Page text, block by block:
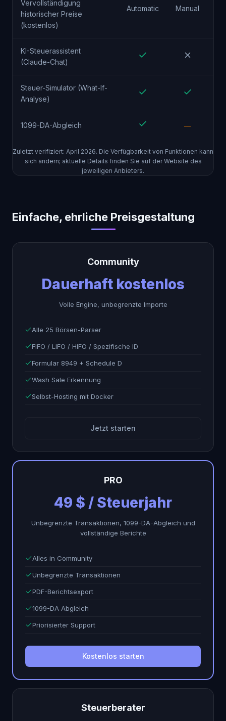
Vervollständigung
historischer Preise
(kostenlos)
Automatic Manual
KI-Steuerassistent
(Claude-Chat)
Steuer-Simulator (What-If-
Analyse)
1099-DA-Abgleich —
Zuletzt verifiziert: April 2026. Die Verfügbarkeit von Funktionen kann
sich ändern; aktuelle Details finden Sie auf der Website des
jeweiligen Anbieters.
Einfache, ehrliche Preisgestaltung
Community
Dauerhaft kostenlos
Volle Engine, unbegrenzte Importe
Alle 25 Börsen-Parser
FIFO / LIFO / HIFO / Spezifische ID
Formular 8949 + Schedule D
Wash Sale Erkennung
Selbst-Hosting mit Docker
Jetzt starten
PRO
49 $ / Steuerjahr
Unbegrenzte Transaktionen, 1099-DA-Abgleich und
vollständige Berichte
Alles in Community
Unbegrenzte Transaktionen
PDF-Berichtsexport
1099-DA Abgleich
Priorisierter Support
Kostenlos starten
Steuerberater